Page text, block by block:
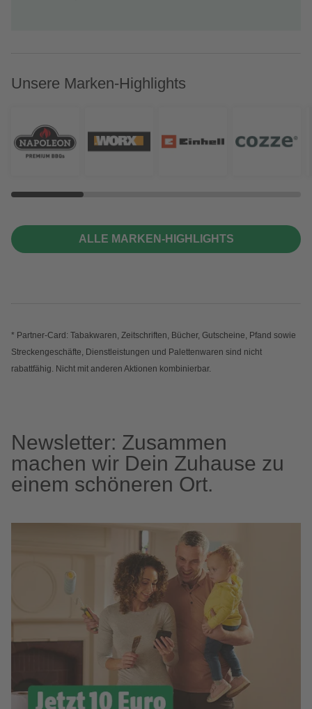
Unsere Marken-Highlights
ALLE MARKEN-HIGHLIGHTS
* Partner-Card: Tabakwaren, Zeitschriften, Bücher, Gutscheine, Pfand sowie
Streckengeschäfte, Dienstleistungen und Palettenwaren sind nicht
rabattfähig. Nicht mit anderen Aktionen kombinierbar.
Newsletter: Zusammen
machen wir Dein Zuhause zu
einem schöneren Ort.